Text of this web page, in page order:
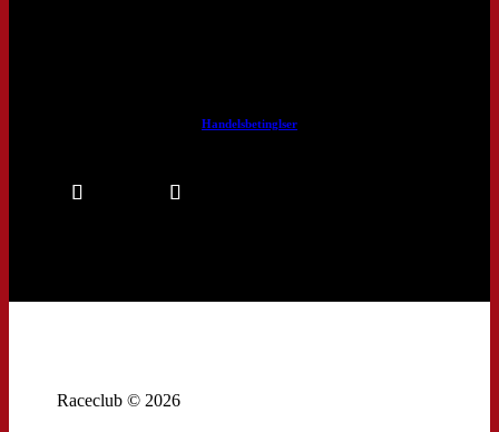
Handelsbetinglser
Raceclub © 2026